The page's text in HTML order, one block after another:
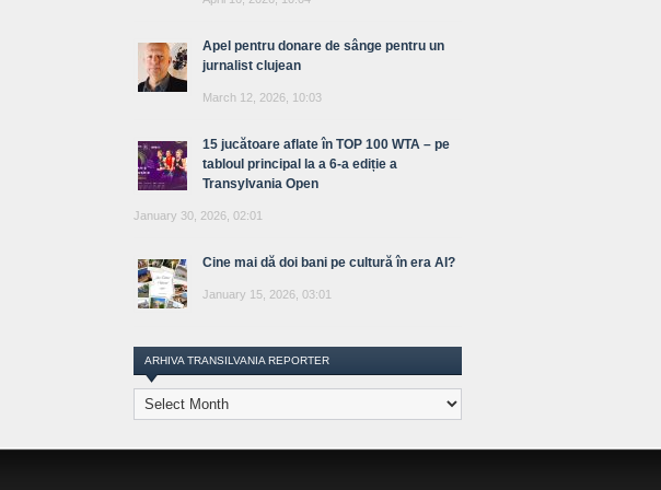
Apel pentru donare de sânge pentru un
jurnalist clujean
March 12, 2026, 10:03
15 jucătoare aflate în TOP 100 WTA – pe
tabloul principal la a 6-a ediție a
Transylvania Open
January 30, 2026, 02:01
Cine mai dă doi bani pe cultură în era AI?
January 15, 2026, 03:01
ARHIVA TRANSILVANIA REPORTER
Arhiva
Transilvania